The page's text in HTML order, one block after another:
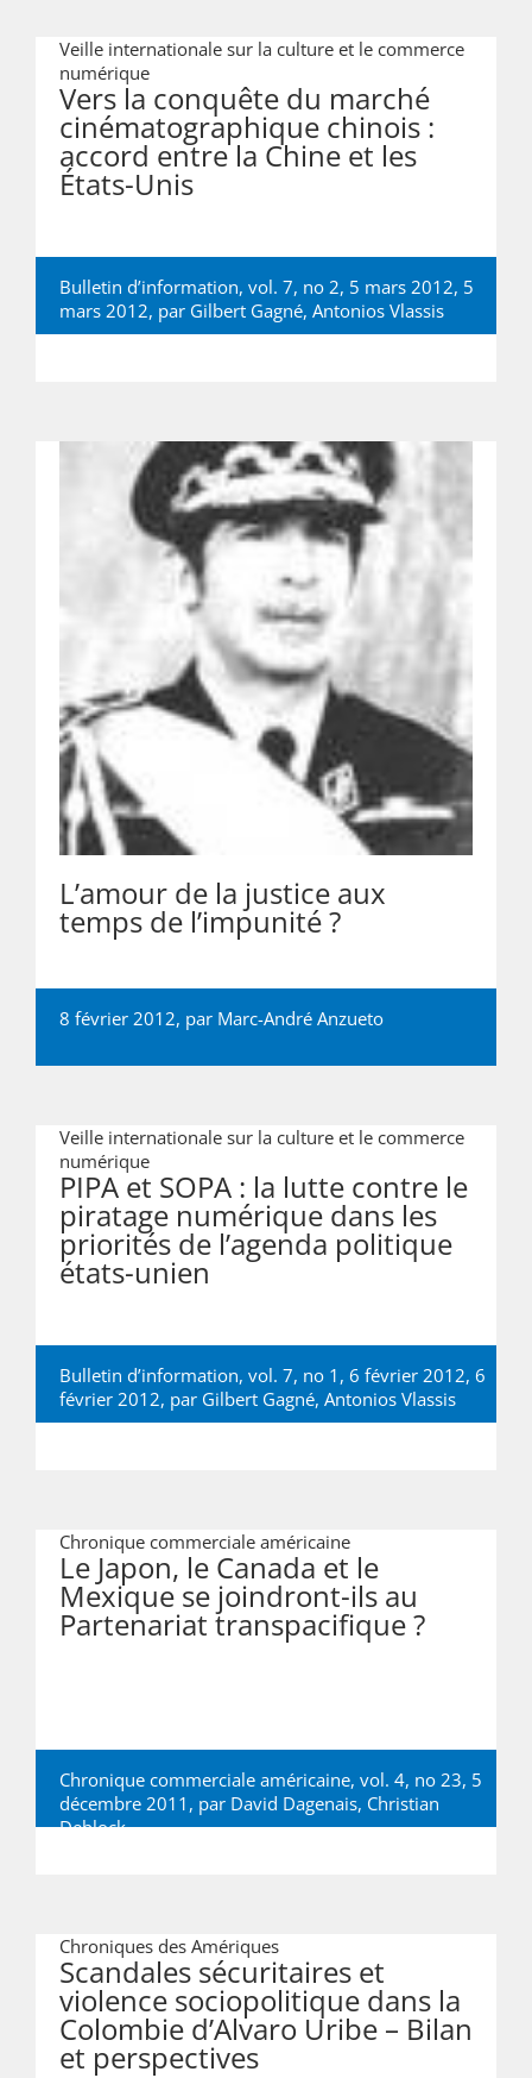
Veille internationale sur la culture et le commerce
numérique
Vers la conquête du marché
cinématographique chinois :
accord entre la Chine et les
États-Unis
Bulletin d’information, vol. 7, no 2, 5 mars 2012, 5
mars 2012, par Gilbert Gagné, Antonios Vlassis
L’amour de la justice aux
temps de l’impunité ?
8 février 2012, par Marc-André Anzueto
Veille internationale sur la culture et le commerce
numérique
PIPA et SOPA : la lutte contre le
piratage numérique dans les
priorités de l’agenda politique
états-unien
Bulletin d’information, vol. 7, no 1, 6 février 2012, 6
février 2012, par Gilbert Gagné, Antonios Vlassis
Chronique commerciale américaine
Le Japon, le Canada et le
Mexique se joindront-ils au
Partenariat transpacifique ?
Chronique commerciale américaine, vol. 4, no 23, 5
décembre 2011, par David Dagenais, Christian
Deblock
Chroniques des Amériques
Scandales sécuritaires et
violence sociopolitique dans la
Colombie d’Alvaro Uribe – Bilan
et perspectives